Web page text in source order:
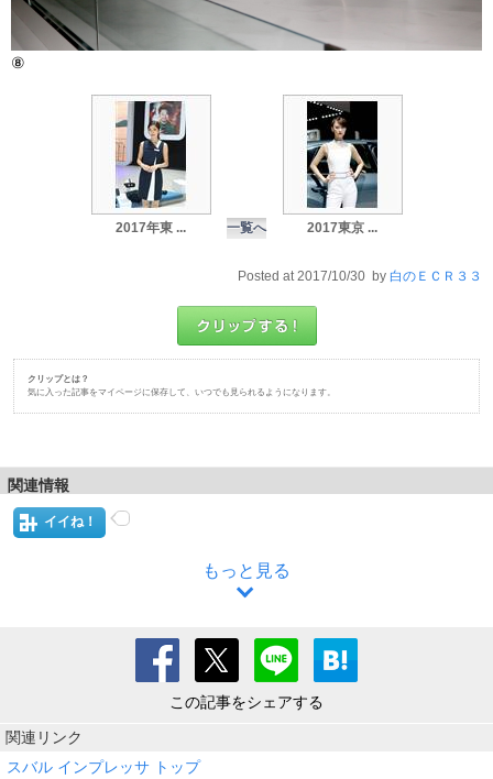
⑧
2017年東 ... 一覧へ 2017東京 ...
Posted at 2017/10/30 by 白のＥＣＲ３３
クリップとは？
気に入った記事をマイページに保存して、いつでも見られるようになります。
関連情報
イイね！
もっと見る
この記事をシェアする
関連リンク
スバル インプレッサ トップ